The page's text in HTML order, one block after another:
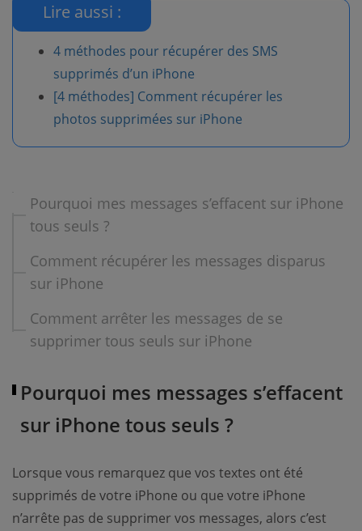
Lire aussi :
4 méthodes pour récupérer des SMS
supprimés d’un iPhone
[4 méthodes] Comment récupérer les
photos supprimées sur iPhone
Pourquoi mes messages s’effacent sur iPhone
tous seuls ?
Comment récupérer les messages disparus
sur iPhone
Comment arrêter les messages de se
supprimer tous seuls sur iPhone
Pourquoi mes messages s’effacent
sur iPhone tous seuls ?
Lorsque vous remarquez que vos textes ont été
supprimés de votre iPhone ou que votre iPhone
n’arrête pas de supprimer vos messages, alors c’est